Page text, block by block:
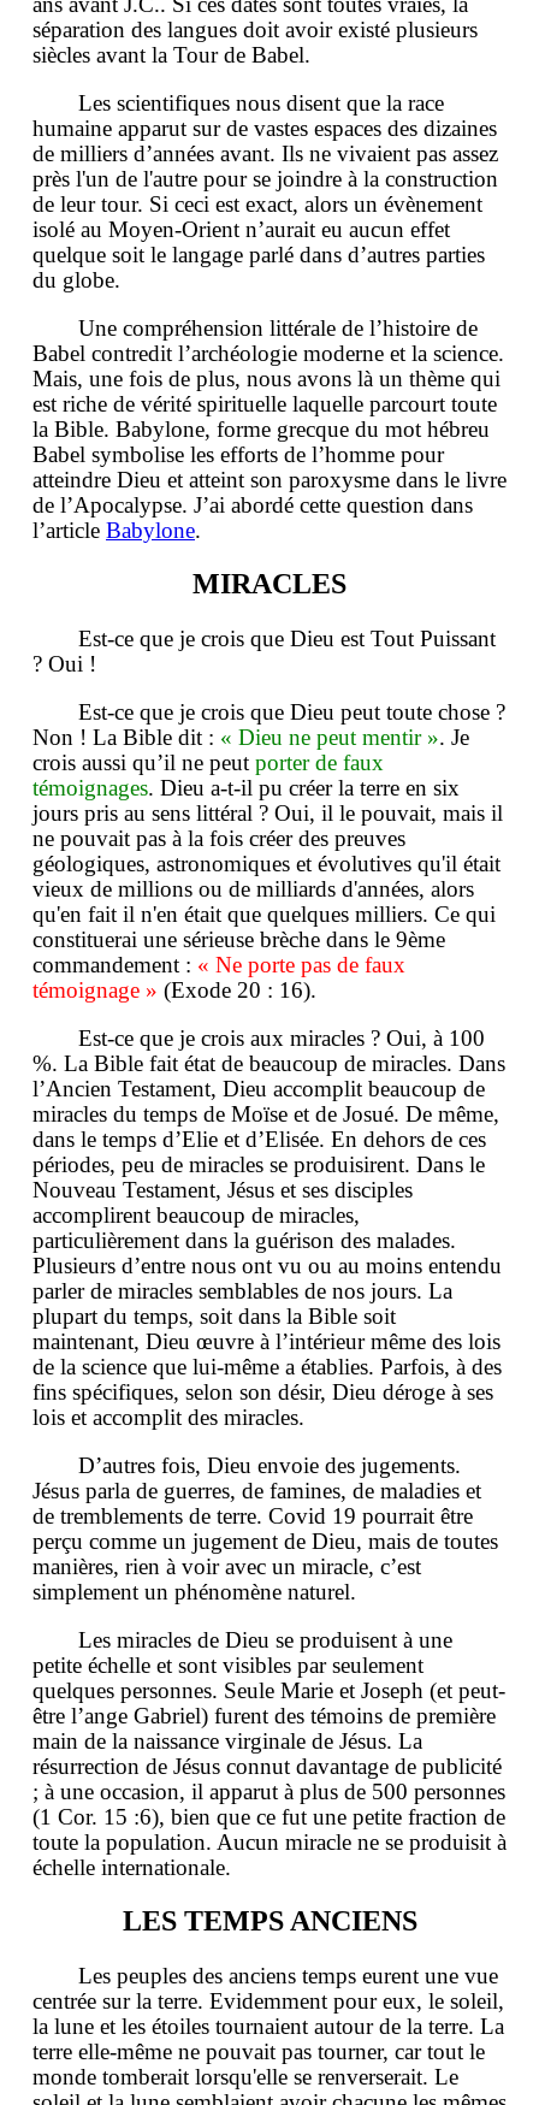
séparation des langues doit avoir existé plusieurs
siècles avant la Tour de Babel.
Les scientifiques nous disent que la race
humaine apparut sur de vastes espaces des dizaines
de milliers d’années avant. Ils ne vivaient pas assez
près l'un de l'autre pour se joindre à la construction
de leur tour. Si ceci est exact, alors un évènement
isolé au Moyen-Orient n’aurait eu aucun effet
quelque soit le langage parlé dans d’autres parties
du globe.
Une compréhension littérale de l’histoire de
Babel contredit l’archéologie moderne et la science.
Mais, une fois de plus, nous avons là un thème qui
est riche de vérité spirituelle laquelle parcourt toute
la Bible. Babylone, forme grecque du mot hébreu
Babel symbolise les efforts de l’homme pour
atteindre Dieu et atteint son paroxysme dans le livre
de l’Apocalypse. J’ai abordé cette question dans
l’article Babylone.
MIRACLES
Est-ce que je crois que Dieu est Tout Puissant
? Oui !
Est-ce que je crois que Dieu peut toute chose ?
Non ! La Bible dit : « Dieu ne peut mentir ». Je
crois aussi qu’il ne peut porter de faux
témoignages. Dieu a-t-il pu créer la terre en six
jours pris au sens littéral ? Oui, il le pouvait, mais il
ne pouvait pas à la fois créer des preuves
géologiques, astronomiques et évolutives qu'il était
vieux de millions ou de milliards d'années, alors
qu'en fait il n'en était que quelques milliers. Ce qui
constituerai une sérieuse brèche dans le 9ème
commandement : « Ne porte pas de faux
témoignage » (Exode 20 : 16).
Est-ce que je crois aux miracles ? Oui, à 100
%. La Bible fait état de beaucoup de miracles. Dans
l’Ancien Testament, Dieu accomplit beaucoup de
miracles du temps de Moïse et de Josué. De même,
dans le temps d’Elie et d’Elisée. En dehors de ces
périodes, peu de miracles se produisirent. Dans le
Nouveau Testament, Jésus et ses disciples
accomplirent beaucoup de miracles,
particulièrement dans la guérison des malades.
Plusieurs d’entre nous ont vu ou au moins entendu
parler de miracles semblables de nos jours. La
plupart du temps, soit dans la Bible soit
maintenant, Dieu œuvre à l’intérieur même des lois
de la science que lui-même a établies. Parfois, à des
fins spécifiques, selon son désir, Dieu déroge à ses
lois et accomplit des miracles.
D’autres fois, Dieu envoie des jugements.
Jésus parla de guerres, de famines, de maladies et
de tremblements de terre. Covid 19 pourrait être
perçu comme un jugement de Dieu, mais de toutes
manières, rien à voir avec un miracle, c’est
simplement un phénomène naturel.
Les miracles de Dieu se produisent à une
petite échelle et sont visibles par seulement
quelques personnes. Seule Marie et Joseph (et peut-
être l’ange Gabriel) furent des témoins de première
main de la naissance virginale de Jésus. La
résurrection de Jésus connut davantage de publicité
; à une occasion, il apparut à plus de 500 personnes
(1 Cor. 15 :6), bien que ce fut une petite fraction de
toute la population. Aucun miracle ne se produisit à
échelle internationale.
LES TEMPS ANCIENS
Les peuples des anciens temps eurent une vue
centrée sur la terre. Evidemment pour eux, le soleil,
la lune et les étoiles tournaient autour de la terre. La
terre elle-même ne pouvait pas tourner, car tout le
monde tomberait lorsqu'elle se renverserait. Le